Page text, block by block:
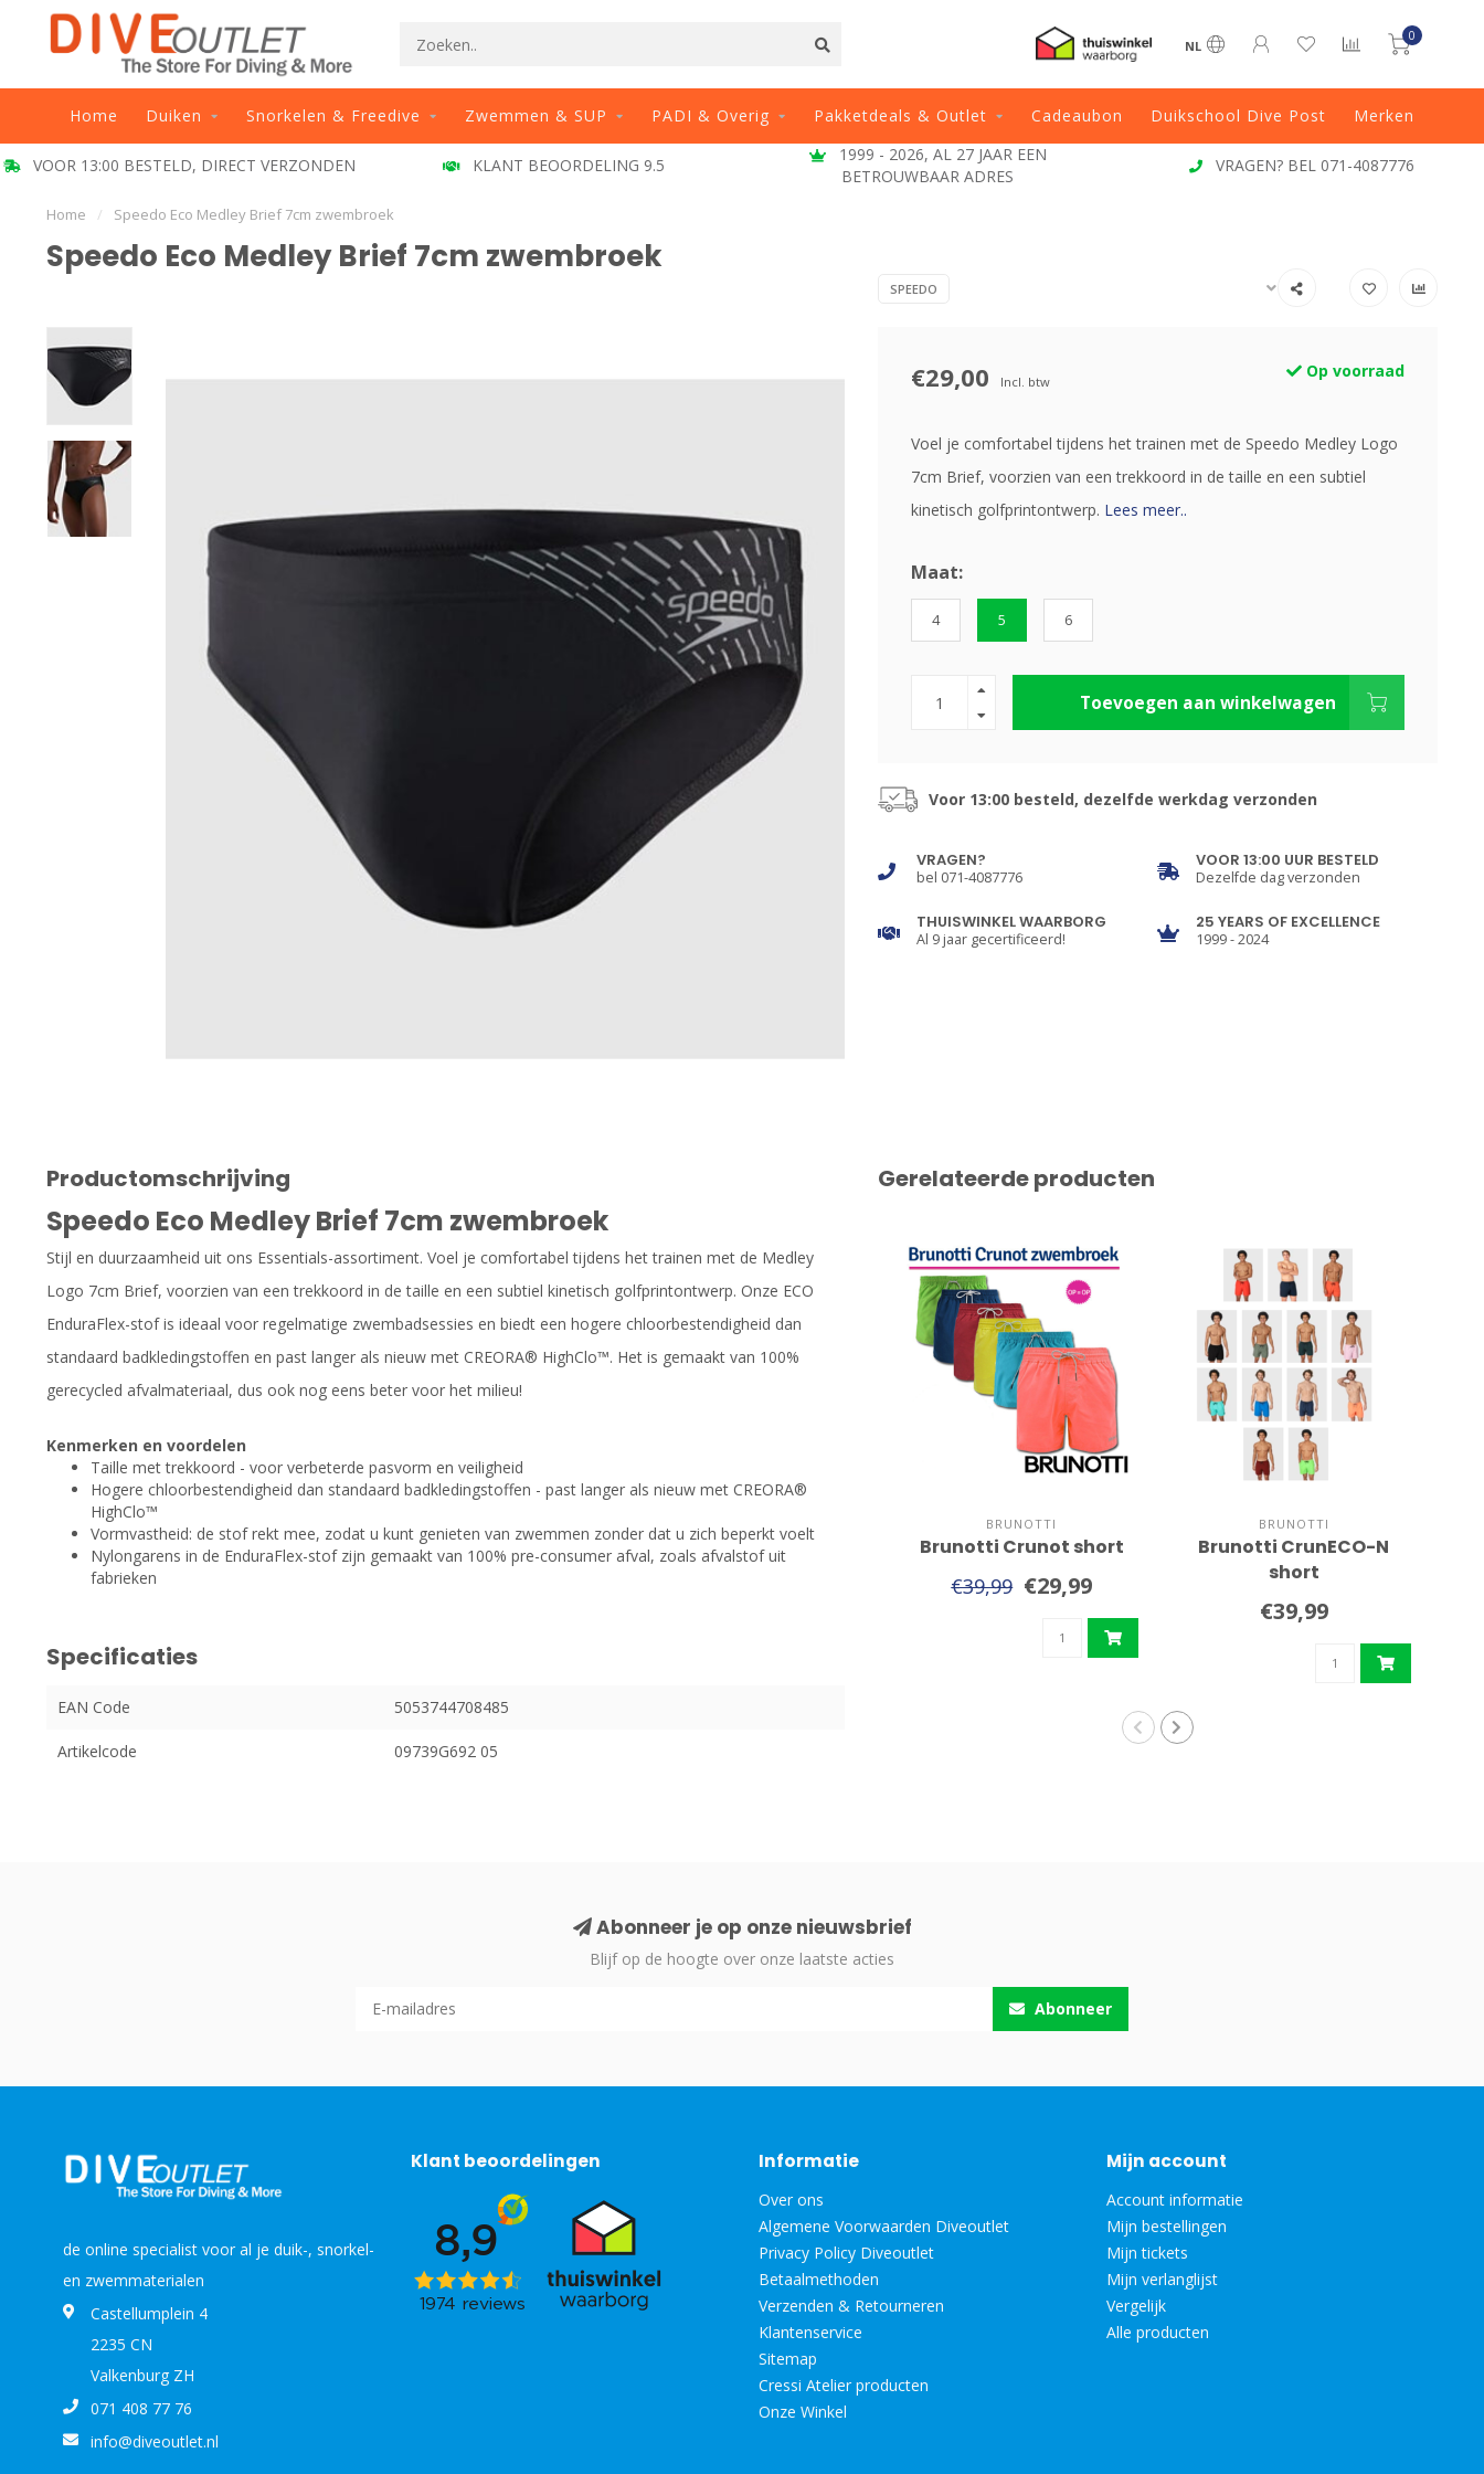
NL
0
Home Duiken Snorkelen & Freedive Zwemmen & SUP PADI & Overig Pakketdeals & Outlet Cadeaubon Duikschool Dive Post Merken
VOOR 13:00 BESTELD, DIRECT VERZONDEN KLANT BEOORDELING 9.5
1999 - 2026, AL 27 JAAR EEN
BETROUWBAAR ADRES
VRAGEN? BEL 071-4087776
Home / Speedo Eco Medley Brief 7cm zwembroek
Speedo Eco Medley Brief 7cm zwembroek
SPEEDO
€29,00 Incl. btw
Op voorraad
Voel je comfortabel tijdens het trainen met de Speedo Medley Logo
7cm Brief, voorzien van een trekkoord in de taille en een subtiel
kinetisch golfprintontwerp. Lees meer..
Maat:
4 5 6
Toevoegen aan winkelwagen
Voor 13:00 besteld, dezelfde werkdag verzonden
VRAGEN?
bel 071-4087776
VOOR 13:00 UUR BESTELD
Dezelfde dag verzonden
THUISWINKEL WAARBORG
Al 9 jaar gecertificeerd!
25 YEARS OF EXCELLENCE
1999 - 2024
Productomschrijving
Speedo Eco Medley Brief 7cm zwembroek
Stijl en duurzaamheid uit ons Essentials-assortiment. Voel je comfortabel tijdens het trainen met de Medley
Logo 7cm Brief, voorzien van een trekkoord in de taille en een subtiel kinetisch golfprintontwerp. Onze ECO
EnduraFlex-stof is ideaal voor regelmatige zwembadsessies en biedt een hogere chloorbestendigheid dan
standaard badkledingstoffen en past langer als nieuw met CREORA® HighClo™. Het is gemaakt van 100%
gerecycled afvalmateriaal, dus ook nog eens beter voor het milieu!
Kenmerken en voordelen
Taille met trekkoord - voor verbeterde pasvorm en veiligheid
Hogere chloorbestendigheid dan standaard badkledingstoffen - past langer als nieuw met CREORA®
HighClo™
Vormvastheid: de stof rekt mee, zodat u kunt genieten van zwemmen zonder dat u zich beperkt voelt
Nylongarens in de EnduraFlex-stof zijn gemaakt van 100% pre-consumer afval, zoals afvalstof uit
fabrieken
Specificaties
EAN Code 5053744708485
Artikelcode 09739G692 05
Gerelateerde producten
BRUNOTTI
Brunotti Crunot short
€39,99 €29,99
BRUNOTTI
Brunotti CrunECO-N
short
€39,99
Abonneer je op onze nieuwsbrief
Blijf op de hoogte over onze laatste acties
Abonneer
de online specialist voor al je duik-, snorkel-
en zwemmaterialen
Castellumplein 4
2235 CN
Valkenburg ZH
071 408 77 76
info@diveoutlet.nl
Klant beoordelingen Informatie
Over ons
Algemene Voorwaarden Diveoutlet
Privacy Policy Diveoutlet
Betaalmethoden
Verzenden & Retourneren
Klantenservice
Sitemap
Cressi Atelier producten
Onze Winkel
Mijn account
Account informatie
Mijn bestellingen
Mijn tickets
Mijn verlanglijst
Vergelijk
Alle producten